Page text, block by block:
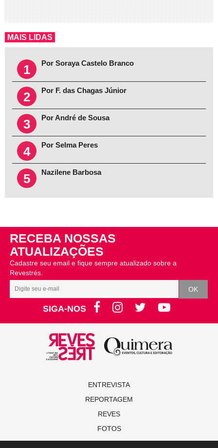
MAIS LIDAS
1 Por Soraya Castelo Branco
2 Por F. das Chagas Júnior
3 Por André de Sousa
4 Por Selma Peres
5 Nazilene Barbosa
RECEBA NOSSAS
ATUALIZAÇÕES
Cadastre seu email e fique sempre atualizado sobre a
Revestrés.
SIGA-NOS
ENTREVISTA
REPORTAGEM
REVES
FOTOS
NOVAS